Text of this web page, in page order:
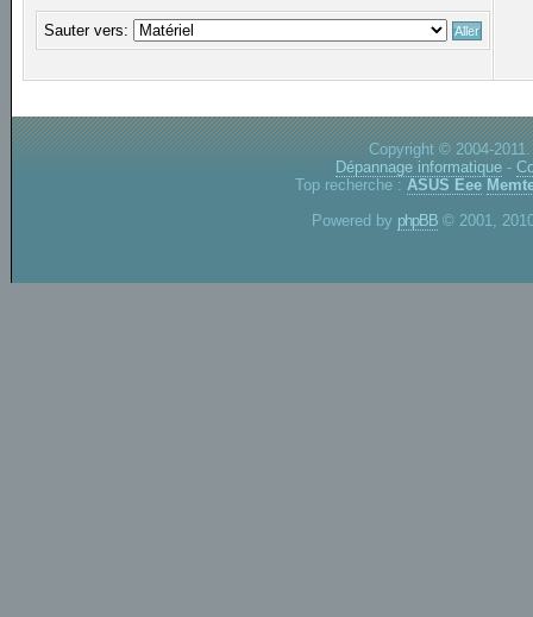
Sauter vers:
Copyright © 2004-
Dépannage informatique -
Top recherche : ASUS Eee
Powered by phpBB © 2001,